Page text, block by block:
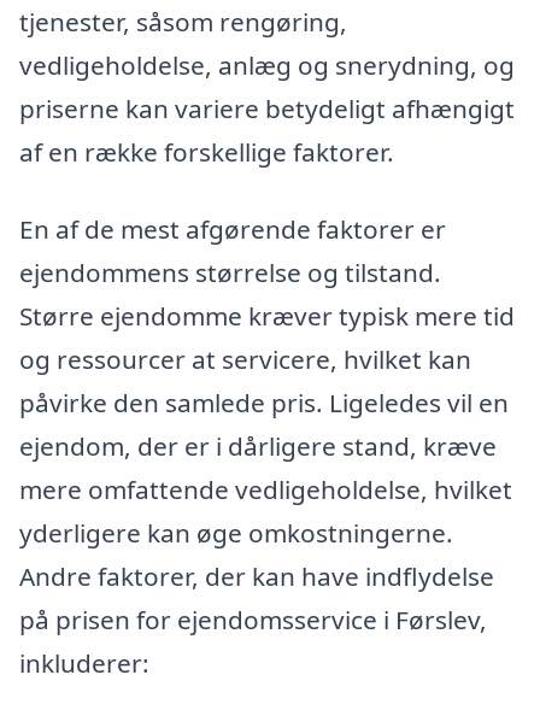
tjenester, såsom rengøring,
vedligeholdelse, anlæg og snerydning, og
priserne kan variere betydeligt afhængigt
af en række forskellige faktorer.
En af de mest afgørende faktorer er
ejendommens størrelse og tilstand.
Større ejendomme kræver typisk mere tid
og ressourcer at servicere, hvilket kan
påvirke den samlede pris. Ligeledes vil en
ejendom, der er i dårligere stand, kræve
mere omfattende vedligeholdelse, hvilket
yderligere kan øge omkostningerne.
Andre faktorer, der kan have indflydelse
på prisen for ejendomsservice i Førslev,
inkluderer: